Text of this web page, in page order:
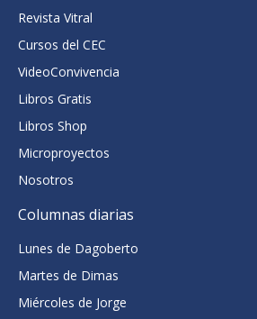
Revista Vitral
Cursos del CEC
VideoConvivencia
Libros Gratis
Libros Shop
Microproyectos
Nosotros
Columnas diarias
Lunes de Dagoberto
Martes de Dimas
Miércoles de Jorge